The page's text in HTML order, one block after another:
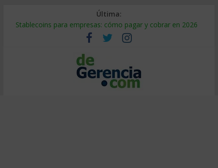
Última:
Stablecoins para empresas: cómo pagar y cobrar en 2026
Despido silencioso: qué es y por qué sale tan caro
IA en selección de personal: cómo auditarla a tiempo
Trabajo forzoso en la cadena de suministro: qué hacer
Mercado hispano de EE. UU.: cómo segmentarlo y venderle